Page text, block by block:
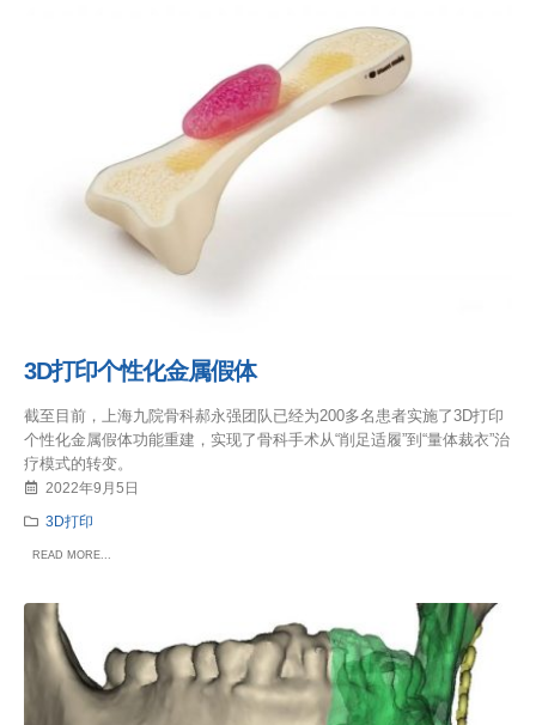
3D打印个性化金属假体
截至目前，上海九院骨科郝永强团队已经为200多名患者实施了3D打印
个性化金属假体功能重建，实现了骨科手术从“削足适履”到“量体裁衣”治
疗模式的转变。
2022年9月5日
3D打印
READ MORE...